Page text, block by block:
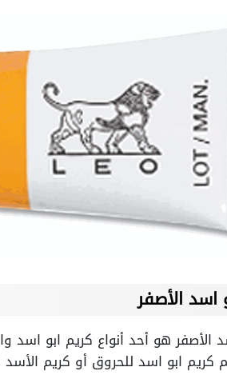
اسد الأصفر
ابو اسد للحروق أو كريم الأسد